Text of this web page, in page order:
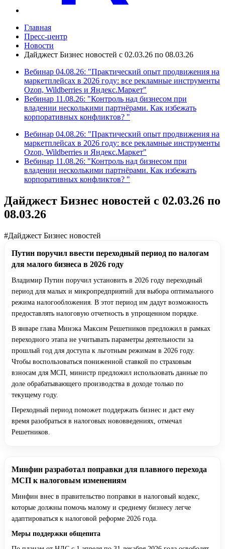
Главная
Пресс-центр
Новости
Дайджест Бизнес новостей с 02.03.26 по 08.03.26
Вебинар 04.08.26: "Практический опыт продвижения на
маркетплейсах в 2026 году: все рекламные инструменты
Ozon, Wildberries и Яндекс.Маркет"
Вебинар 11.08.26: "Контроль над бизнесом при
владении несколькими партнёрами. Как избежать
корпоративных конфликтов? "
Вебинар 04.08.26: "Практический опыт продвижения на
маркетплейсах в 2026 году: все рекламные инструменты
Ozon, Wildberries и Яндекс.Маркет"
Вебинар 11.08.26: "Контроль над бизнесом при
владении несколькими партнёрами. Как избежать
корпоративных конфликтов? "
Дайджест Бизнес новостей с 02.03.26 по
08.03.26
#Дайджест Бизнес новостей
Путин поручил ввести переходный период по налогам
для малого бизнеса в 2026 году
Владимир Путин поручил установить в 2026 году переходный
период для малых и микропредприятий для выбора оптимального
режима налогообложения. В этот период им дадут возможность
предоставлять налоговую отчетность в упрощенном порядке.
В январе глава Минэка Максим Решетников предложил в рамках
переходного этапа не учитывать параметры деятельности за
прошлый год для доступа к льготным режимам в 2026 году.
Чтобы воспользоваться пониженной ставкой по страховым
взносам для МСП, министр предложил использовать данные по
доле обрабатывающего производства в доходе только по
текущему году.
Переходный период поможет поддержать бизнес и даст ему
время разобраться в налоговых нововведениях, отмечал
Решетников.
Минфин разработал поправки для плавного перехода
МСП к налоговым изменениям
Минфин внес в правительство поправки в налоговый кодекс,
которые должны помочь малому и среднему бизнесу легче
адаптироваться к налоговой реформе 2026 года.
Меры поддержки общепита